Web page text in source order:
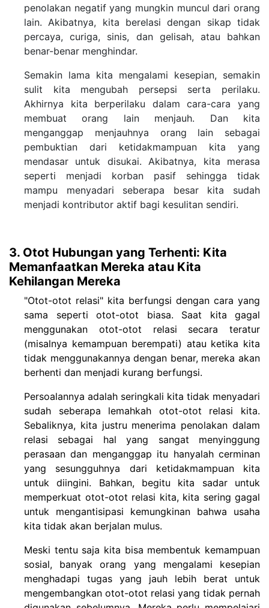
penolakan negatif yang mungkin muncul dari orang
lain. Akibatnya, kita berelasi dengan sikap tidak
percaya, curiga, sinis, dan gelisah, atau bahkan
benar-benar menghindar.
Semakin lama kita mengalami kesepian, semakin
sulit kita mengubah persepsi serta perilaku.
Akhirnya kita berperilaku dalam cara-cara yang
membuat orang lain menjauh. Dan kita
menganggap menjauhnya orang lain sebagai
pembuktian dari ketidakmampuan kita yang
mendasar untuk disukai. Akibatnya, kita merasa
seperti menjadi korban pasif sehingga tidak
mampu menyadari seberapa besar kita sudah
menjadi kontributor aktif bagi kesulitan sendiri.
3. Otot Hubungan yang Terhenti: Kita
Memanfaatkan Mereka atau Kita
Kehilangan Mereka
"Otot-otot relasi" kita berfungsi dengan cara yang
sama seperti otot-otot biasa. Saat kita gagal
menggunakan otot-otot relasi secara teratur
(misalnya kemampuan berempati) atau ketika kita
tidak menggunakannya dengan benar, mereka akan
berhenti dan menjadi kurang berfungsi.
Persoalannya adalah seringkali kita tidak menyadari
sudah seberapa lemahkah otot-otot relasi kita.
Sebaliknya, kita justru menerima penolakan dalam
relasi sebagai hal yang sangat menyinggung
perasaan dan menganggap itu hanyalah cerminan
yang sesungguhnya dari ketidakmampuan kita
untuk diingini. Bahkan, begitu kita sadar untuk
memperkuat otot-otot relasi kita, kita sering gagal
untuk mengantisipasi kemungkinan bahwa usaha
kita tidak akan berjalan mulus.
Meski tentu saja kita bisa membentuk kemampuan
sosial, banyak orang yang mengalami kesepian
menghadapi tugas yang jauh lebih berat untuk
mengembangkan otot-otot relasi yang tidak pernah